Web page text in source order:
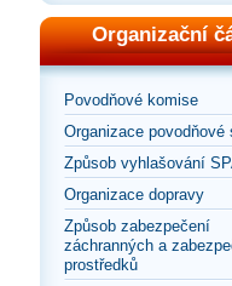
Organizační
Povodňové komise
Organizace povodňové
Způsob vyhlašování
Organizace dopravy
Způsob zabezpečení
záchranných a
prostředků